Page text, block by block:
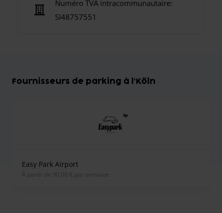
Numéro TVA intracommunautaire:
SI48757551
Fournisseurs de parking à l'Köln
Easy Park Airport
À partir de 90,00 € par semaine